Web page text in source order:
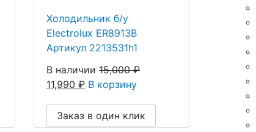
Холодильник б/у
Electrolux ER8913B
Артикул 2213531h1
В наличии 15,000₽
11,990 ₽ В корзину
Заказ в один клик